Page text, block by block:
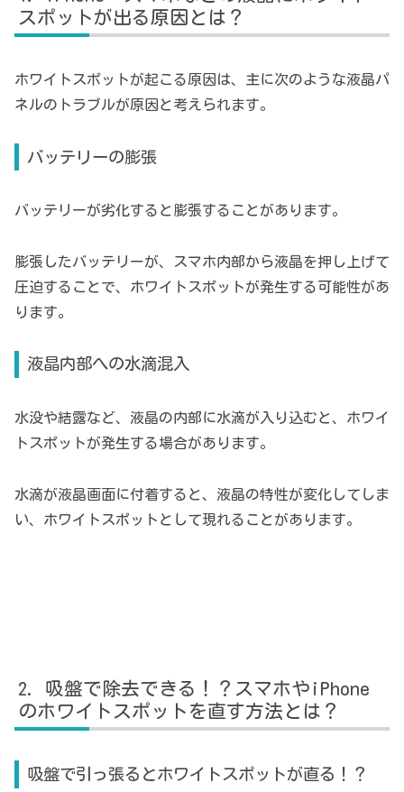
スポットが出る原因とは？
ホワイトスポットが起こる原因は、主に次のような液晶パ
ネルのトラブルが原因と考えられます。
バッテリーの膨張
バッテリーが劣化すると膨張することがあります。
膨張したバッテリーが、スマホ内部から液晶を押し上げて
圧迫することで、ホワイトスポットが発生する可能性があ
ります。
液晶内部への水滴混入
水没や結露など、液晶の内部に水滴が入り込むと、ホワイ
トスポットが発生する場合があります。
水滴が液晶画面に付着すると、液晶の特性が変化してしま
い、ホワイトスポットとして現れることがあります。
吸盤で除去できる！？スマホやiPhone
のホワイトスポットを直す方法とは？
吸盤で引っ張るとホワイトスポットが直る！？